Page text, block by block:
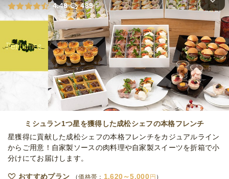
温製青龍〜セイリュウ～
オードブル
/人
温製麒麟〜キリン〜
オードブル
全てのプランを見る（5件）
オードブル
締切 3日前12時
最低ご注文金額 50,000円
4.48
489件
ミシュラン1つ星を獲得した成松シェフの本格フレンチ
星獲得に貢献した成松シェフの本格フレンチをカジュアルライン
からご用意！自家製ソースの肉料理や自家製スイーツを折箱で小
分けにてお届けします。
おすすめプラン 価格帯： 1,620～5,000円